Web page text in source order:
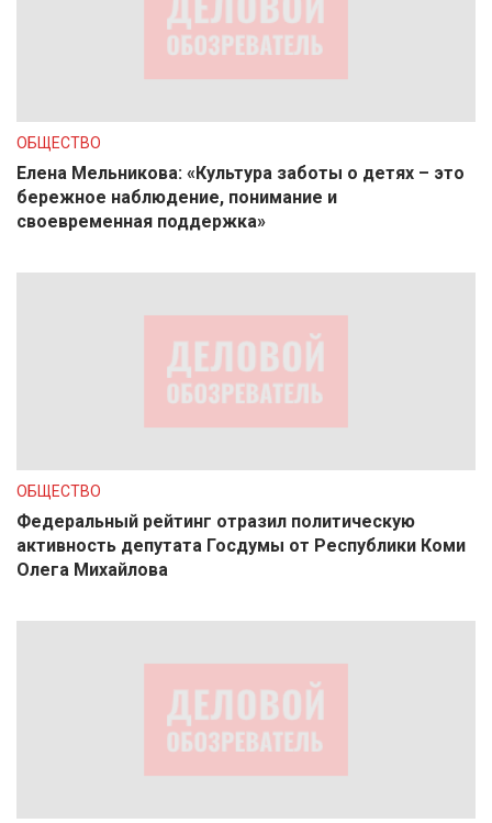
ОБЩЕСТВО
Елена Мельникова: «Культура заботы о детях – это
бережное наблюдение, понимание и
своевременная поддержка»
ОБЩЕСТВО
Федеральный рейтинг отразил политическую
активность депутата Госдумы от Республики Коми
Олега Михайлова